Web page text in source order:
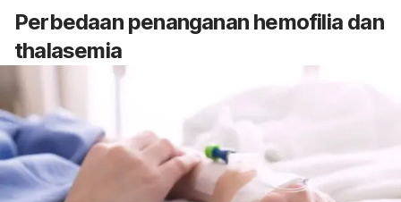
Perbedaan penanganan hemofilia dan
thalasemia